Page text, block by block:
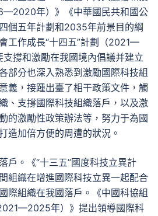
年）》《中華國民共和國公
個五年計劃和2035年前景目的綱
工作成長“十四五”計劃（2021—
撐和激勵在我國境內倡議并建立
部分也深入熟悉到激勵國際科技組
義，接踵出臺了相干政策文件，觸
、支撐國際科技組織落戶，以及激
的激勵性政策辦法等，努力于為國
造加倍方便的周遭的狀況。
戶。《“十三五”國度科技立異計
組織在增進國際科技立異一起配合
際組織在我國落戶。《中國科協組
年）》提出領導國際科